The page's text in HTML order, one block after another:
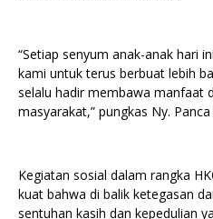
“Setiap senyum anak-anak hari
kami untuk terus berbuat lebih
selalu hadir membawa manfaat
masyarakat,” pungkas Ny. Panca
Kegiatan sosial dalam rangka
kuat bahwa di balik ketegasan
sentuhan kasih dan kepedulian